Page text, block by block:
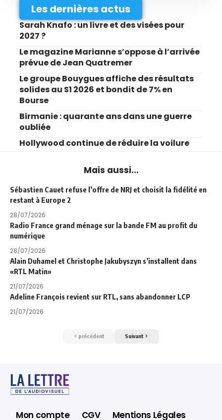
Les dernières actus
Sarah Knafo : un livre et des visées pour
2027 ?
Le magazine Marianne s’oppose à l’arrivée
prévue de Jean Quatremer
Le groupe Bouygues affiche des résultats
solides au S1 2026 et bondit de 7% en
Bourse
Birmanie : quarante ans dans une guerre
oubliée
Hollywood continue de réduire la voilure
Mais aussi...
Sébastien Cauet refuse l’offre de NRJ et choisit la fidélité en
restant à Europe 2
28/07/2026
Radio France grand ménage sur la bande FM au profit du
numérique
28/07/2026
Alain Duhamel et Christophe Jakubyszyn s’installent dans
«RTL Matin»
21/07/2026
Adeline François revient sur RTL, sans abandonner LCP
21/07/2026
précédent Suivant
Mon compte CGV Mentions Légales